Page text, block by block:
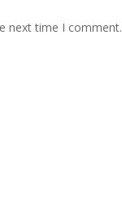
next time I comment.